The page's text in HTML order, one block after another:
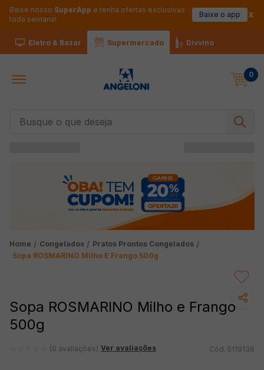
Baixe nosso SuperApp e tenha ofertas exclusivas
toda semana!
Baixe o app
Eletro & Bazar Supermercado Divvino
0
Congelados
Pratos Prontos Congelados
Sopa ROSMARINO Milho E Frango 500g
Sopa ROSMARINO Milho e Frango
500g
(0 avaliações) Ver avaliações 5119136